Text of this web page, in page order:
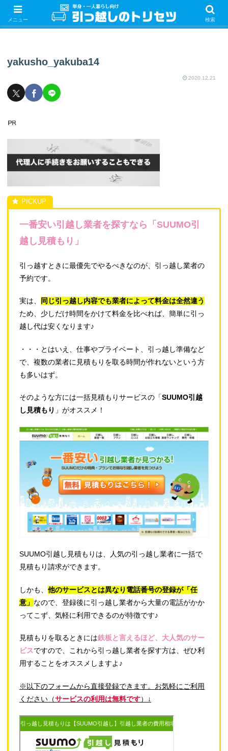
単身・一人暮らしの引っ越しをするときの手続き・やることを紹介！サクッと
引っ越しをしましょう♪
yakusho_yakuba14
2020.12.21
一番安い引越し業者を探すなら「SUUMO引
越し見積もり」
引っ越すときに最優先でやるべきなのが、引っ越し業者の
予約です。
実は、
同じ引っ越し内容でも業者によって料金は全然違う
ため、少しだけ時間をかけて料金を比べれば、簡単に引っ
越し代は安くなります♪
・・・とはいえ、仕事やプライベート、引っ越し準備など
で、複数の業者に見積もりを取る時間が作れないという方
も多いはず。
そのような方には一括見積もりサービスの「SUUMO引越
し見積もり 」がオススメ！
SUUMO引越し見積もりは、人気の引っ越し業者に一括で
見積もり請求ができます。
しかも、 他のサービスとは異なり電話番号の登録が「任
意」 なので、登録後に引っ越し業者から大量の電話がかか
ってこず、気軽に利用できるのが特徴です♪
見積もりを取るときには鉄板と言えるほど、大人気のサー
ビスですので、これから引っ越し業者を探す方は、ぜひ利
用することをオススメしますよ♪
※以下のフォームから直接登録できます。お気軽にご利用
ください（サービスの利用は無料です）↓
メニュー 検索